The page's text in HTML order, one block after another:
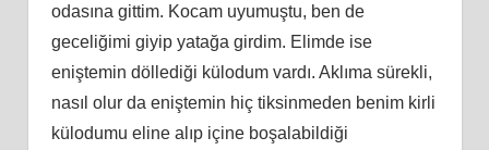
odasına gittim. Kocam uyumuştu, ben de
geceliğimi giyip yatağa girdim. Elimde ise
eniştemin döllediği külodum vardı. Aklıma sürekli,
nasıl olur da eniştemin hiç tiksinmeden benim kirli
külodumu eline alıp içine boşalabildiği